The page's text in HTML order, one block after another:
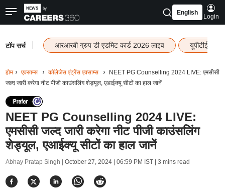
English
Login
टॉप सर्च आरआरबी ग्रुप डी एडमिट कार्ड 2026 लाइव यूपीटीईटी
होम एक्साम्स कॉलेजेस एंट्रेंस एक्साम्स
NEET PG Counselling 2024 LIVE: एमसीसी
जल्द जारी करेगा नीट पीजी काउंसलिंग शेड्यूल, एआईक्यू सीटों का हाल जानें
NEET PG Counselling 2024 LIVE:
एमसीसी जल्द जारी करेगा नीट पीजी काउंसलिंग
शेड्यूल, एआईक्यू सीटों का हाल जानें
Abhay Pratap Singh | October 27, 2024 | 06:59 PM IST| 3 mins read